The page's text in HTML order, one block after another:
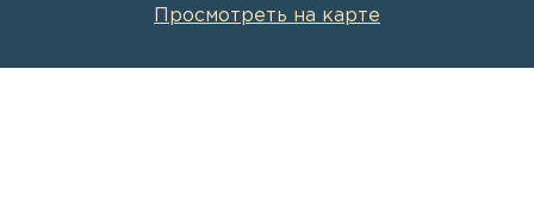
Просмотреть на карте